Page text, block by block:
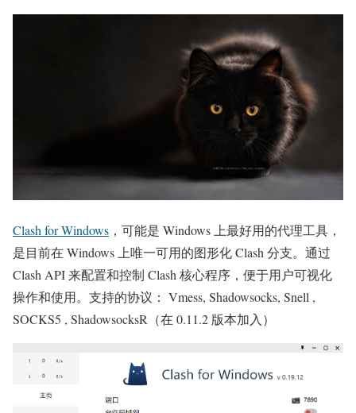
Clash for Windows ，可能是 Windows 上最好用的代理工具，
是目前在 Windows 上唯一可用的图形化 Clash 分支。通过
Clash API 来配置和控制 Clash 核心程序，便于用户可视化
操作和使用。支持的协议： Vmess, Shadowsocks, Snell ,
SOCKS5 , ShadowsocksR（在 0.11.2 版本加入）